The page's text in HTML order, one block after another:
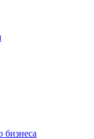
бизнеса